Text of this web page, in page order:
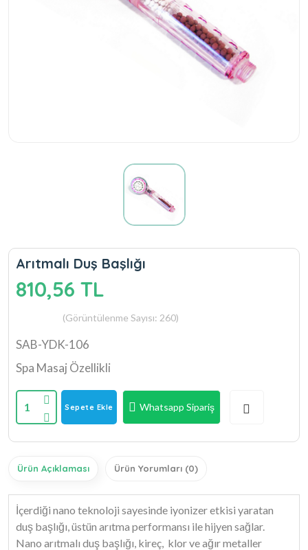
Arıtmalı Duş Başlığı
810,56 TL
(Görüntülenme Sayısı: 260)
SAB-YDK-106
Spa Masaj Özellikli
1 Sepete Ekle Whatsapp Sipariş
Ürün Açıklaması Ürün Yorumları (0)
İçerdiği nano teknoloji sayesinde iyonizer etkisi yaratan
duş başlığı, üstün arıtma performansı ile hijyen sağlar.
Nano arıtmalı duş başlığı, kireç, klor ve ağır metaller